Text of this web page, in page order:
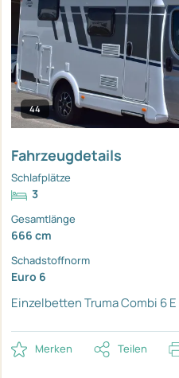
44
Fahrzeugdetails
Schlafplätze
3
Gesamtlänge
666 cm
Schadstoffnorm
Euro 6
EinzelbettenTruma Combi 6 E
Merken Teilen